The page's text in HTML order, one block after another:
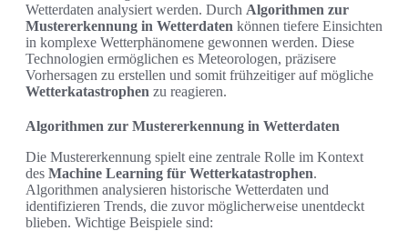
Wetterdaten analysiert werden. Durch Algorithmen zur
Mustererkennung in Wetterdaten können tiefere Einsichten
in komplexe Wetterphänomene gewonnen werden. Diese
Technologien ermöglichen es Meteorologen, präzisere
Vorhersagen zu erstellen und somit frühzeitiger auf mögliche
Wetterkatastrophen zu reagieren.
Algorithmen zur Mustererkennung in Wetterdaten
Die Mustererkennung spielt eine zentrale Rolle im Kontext
des Machine Learning für Wetterkatastrophen.
Algorithmen analysieren historische Wetterdaten und
identifizieren Trends, die zuvor möglicherweise unentdeckt
blieben. Wichtige Beispiele sind: